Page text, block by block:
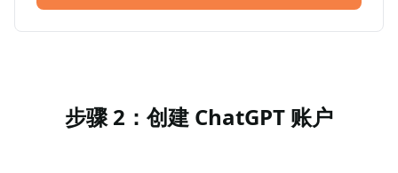
步骤 2：创建 ChatGPT 账户